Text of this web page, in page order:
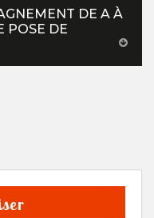
DE A À
POSE DE